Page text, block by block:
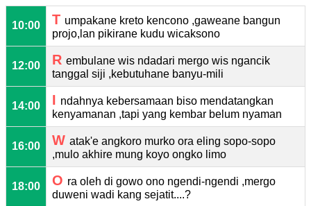
10:00 T umpakane kreto kencono ,gaweane bangun
projo,lan pikirane kudu wicaksono
12:00 R embulane wis ndadari mergo wis ngancik
tanggal siji ,kebutuhane banyu-mili
14:00 I ndahnya kebersamaan biso mendatangkan
kenyamanan ,tapi yang kembar belum nyaman
16:00 W atak'e angkoro murko ora eling sopo-sopo
,mulo akhire mung koyo ongko limo
18:00 O ra oleh di gowo ono ngendi-ngendi ,mergo
duweni wadi kang sejatit....?